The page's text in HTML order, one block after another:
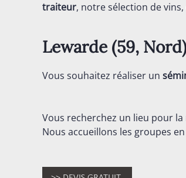
traiteur, notre sélection de
Lewarde (59, Nord
Vous souhaitez réaliser un
Vous recherchez un lieu pour
Nous accueillons les groupes en